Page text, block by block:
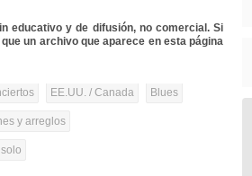
educativo y de difusión, no comercial. Si
un archivo que aparece en esta página
EE.UU. / Canada Blues
y arreglos